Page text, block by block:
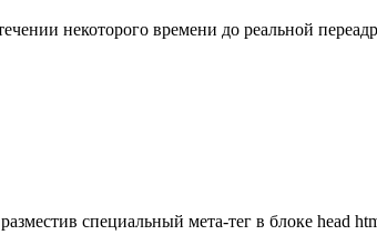
некоторого времени до реальной
специальный мета-тег в блоке head